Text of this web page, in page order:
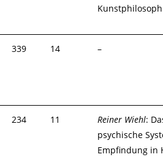
339 14 –
234 11 Reiner Wiehl:
psychische
Empfindung in